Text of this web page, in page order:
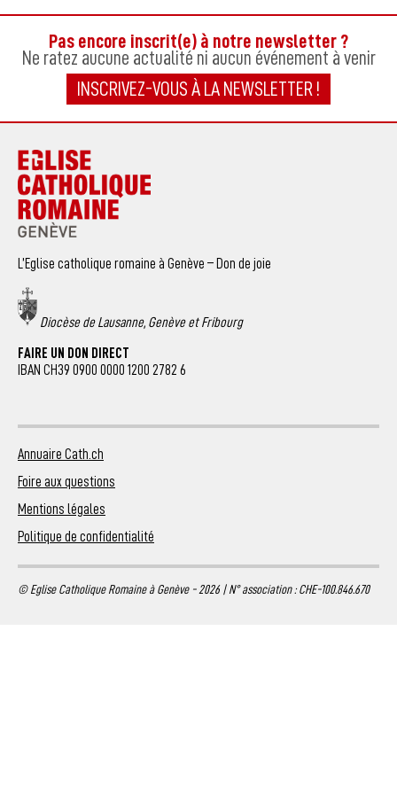
Pas encore inscrit(e) à notre newsletter ?
Ne ratez aucune actualité ni aucun événement à venir
INSCRIVEZ-VOUS À LA NEWSLETTER !
L’Eglise catholique romaine à Genève – Don de joie
Diocèse de Lausanne, Genève et Fribourg
FAIRE UN DON DIRECT
IBAN CH39 0900 0000 1200 2782 6
Annuaire Cath.ch
Foire aux questions
Mentions légales
Politique de confidentialité
© Eglise Catholique Romaine à Genève - 2026 | N° association : CHE-100.846.670